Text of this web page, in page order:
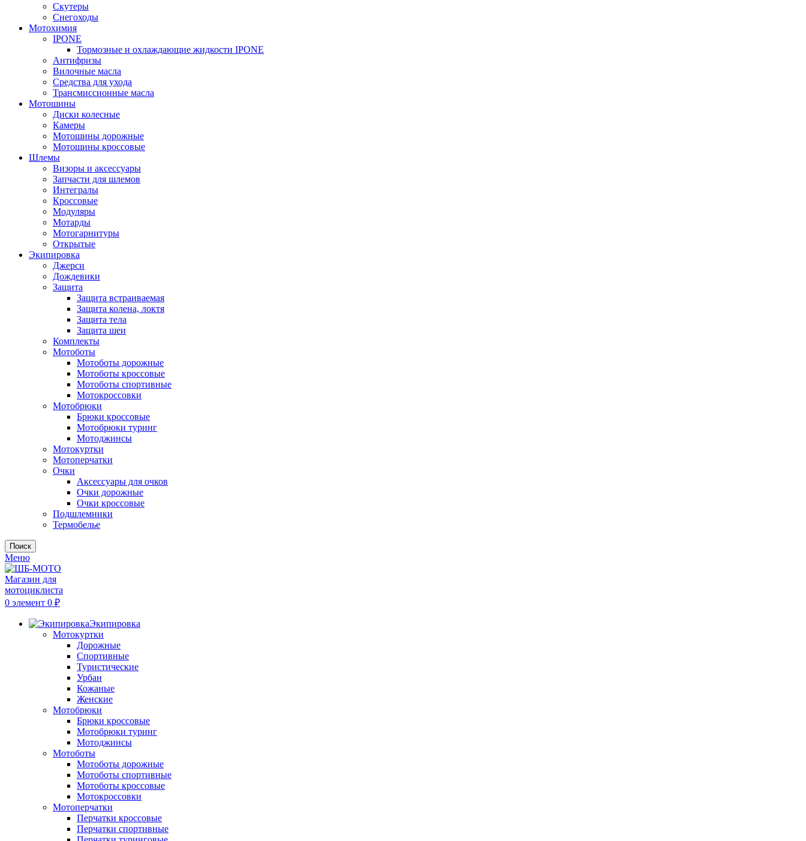
Скутеры
Снегоходы
Мотохимия
IPONE
Тормозные и охлаждающие жидкости IPONE
Антифризы
Вилочные масла
Средства для ухода
Трансмиссионные масла
Мотошины
Диски колесные
Камеры
Мотошины дорожные
Мотошины кроссовые
Шлемы
Визоры и аксессуары
Запчасти для шлемов
Интегралы
Кроссовые
Модуляры
Мотарды
Мотогарнитуры
Открытые
Экипировка
Джерси
Дождевики
Защита
Защита встраиваемая
Защита колена, локтя
Защита тела
Защита шеи
Комплекты
Мотоботы
Мотоботы дорожные
Мотоботы кроссовые
Мотоботы спортивные
Мотокроссовки
Мотобрюки
Брюки кроссовые
Мотобрюки туринг
Мотоджинсы
Мотокуртки
Мотоперчатки
Очки
Аксессуары для очков
Очки дорожные
Очки кроссовые
Подшлемники
Термобелье
Поиск
Меню
0 элемент 0 ₽
Экипировка
Мотокуртки
Дорожные
Спортивные
Туристические
Урбан
Кожаные
Женские
Мотобрюки
Брюки кроссовые
Мотобрюки туринг
Мотоджинсы
Мотоботы
Мотоботы дорожные
Мотоботы спортивные
Мотоботы кроссовые
Мотокроссовки
Мотоперчатки
Перчатки кроссовые
Перчатки спортивные